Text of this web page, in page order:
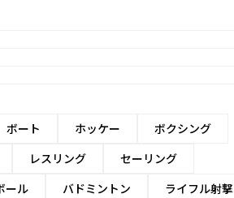
ボート ホッケー
ボクシング
レスリング
セーリング
ール バドミントン
ライフル射撃